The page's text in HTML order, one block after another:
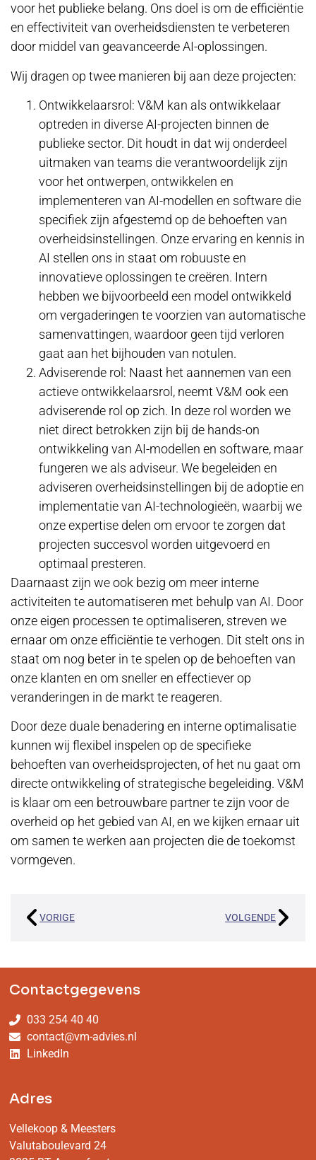
voor het publieke belang. Ons doel is om de efficiëntie
en effectiviteit van overheidsdiensten te verbeteren
door middel van geavanceerde AI-oplossingen.
Wij dragen op twee manieren bij aan deze projecten:
Ontwikkelaarsrol: V&M kan als ontwikkelaar
optreden in diverse AI-projecten binnen de
publieke sector. Dit houdt in dat wij onderdeel
uitmaken van teams die verantwoordelijk zijn
voor het ontwerpen, ontwikkelen en
implementeren van AI-modellen en software die
specifiek zijn afgestemd op de behoeften van
overheidsinstellingen. Onze ervaring en kennis in
AI stellen ons in staat om robuuste en
innovatieve oplossingen te creëren. Intern
hebben we bijvoorbeeld een model ontwikkeld
om vergaderingen te voorzien van automatische
samenvattingen, waardoor geen tijd verloren
gaat aan het bijhouden van notulen.
Adviserende rol: Naast het aannemen van een
actieve ontwikkelaarsrol, neemt V&M ook een
adviserende rol op zich. In deze rol worden we
niet direct betrokken zijn bij de hands-on
ontwikkeling van AI-modellen en software, maar
fungeren we als adviseur. We begeleiden en
adviseren overheidsinstellingen bij de adoptie en
implementatie van AI-technologieën, waarbij we
onze expertise delen om ervoor te zorgen dat
projecten succesvol worden uitgevoerd en
optimaal presteren.
Daarnaast zijn we ook bezig om meer interne
activiteiten te automatiseren met behulp van AI. Door
onze eigen processen te optimaliseren, streven we
ernaar om onze efficiëntie te verhogen. Dit stelt ons in
staat om nog beter in te spelen op de behoeften van
onze klanten en om sneller en effectiever op
veranderingen in de markt te reageren.
Door deze duale benadering en interne optimalisatie
kunnen wij flexibel inspelen op de specifieke
behoeften van overheidsprojecten, of het nu gaat om
directe ontwikkeling of strategische begeleiding. V&M
is klaar om een betrouwbare partner te zijn voor de
overheid op het gebied van AI, en we kijken ernaar uit
om samen te werken aan projecten die de toekomst
vormgeven.
VORIGE VOLGENDE
Contactgegevens
033 254 40 40
contact@vm-advies.nl
LinkedIn
Adres
Vellekoop & Meesters
Valutaboulevard 24